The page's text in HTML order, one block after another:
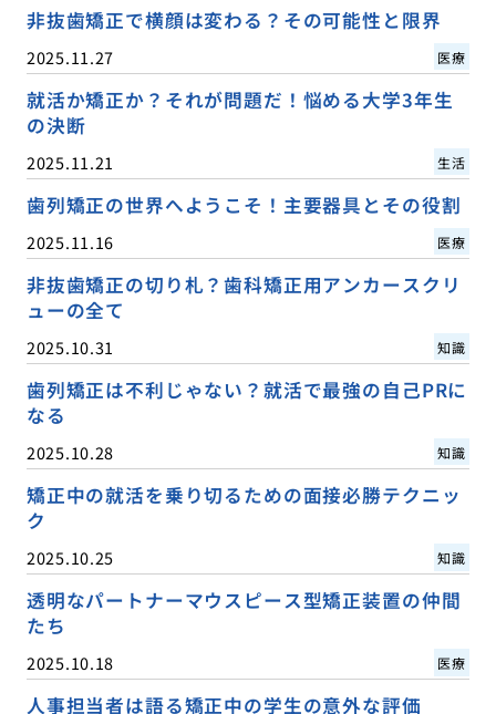
非抜歯矯正で横顔は変わる？その可能性と限界
2025.11.27 医療
就活か矯正か？それが問題だ！悩める大学3年生
の決断
2025.11.21 生活
歯列矯正の世界へようこそ！主要器具とその役割
2025.11.16 医療
非抜歯矯正の切り札？歯科矯正用アンカースクリ
ューの全て
2025.10.31 知識
歯列矯正は不利じゃない？就活で最強の自己PRに
なる
2025.10.28 知識
矯正中の就活を乗り切るための面接必勝テクニッ
ク
2025.10.25 知識
透明なパートナーマウスピース型矯正装置の仲間
たち
2025.10.18 医療
人事担当者は語る矯正中の学生の意外な評価